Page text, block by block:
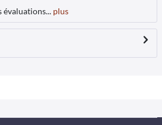
évaluations... plus